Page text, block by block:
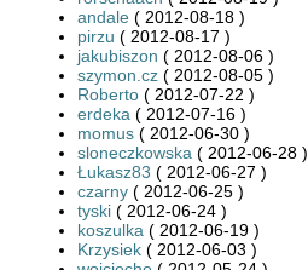
andale ( 2012-08-18 )
pirzu ( 2012-08-17 )
jakubiszon ( 2012-08-06 )
szymon.cz ( 2012-08-05 )
Roberto ( 2012-07-22 )
erdeka ( 2012-07-16 )
momus ( 2012-06-30 )
sloneczkowska ( 2012-06-28 )
Łukasz83 ( 2012-06-27 )
czarny ( 2012-06-25 )
tyski ( 2012-06-24 )
koszulka ( 2012-06-19 )
Krzysiek ( 2012-06-03 )